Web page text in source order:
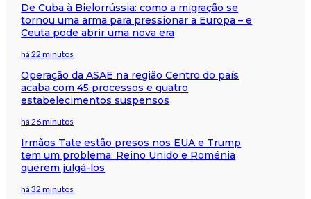
De Cuba à Bielorrússia: como a migração se
tornou uma arma para pressionar a Europa – e
Ceuta pode abrir uma nova era
há 22 minutos
Operação da ASAE na região Centro do país
acaba com 45 processos e quatro
estabelecimentos suspensos
há 26 minutos
Irmãos Tate estão presos nos EUA e Trump
tem um problema: Reino Unido e Roménia
querem julgá-los
há 32 minutos